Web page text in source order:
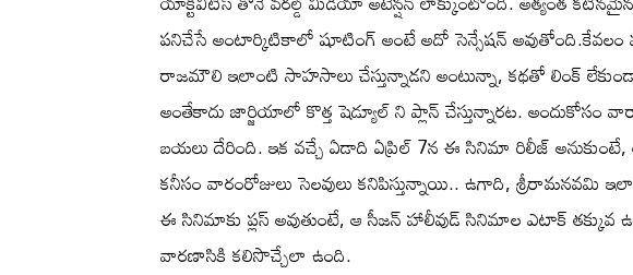
పనిచేసే అంటార్కిటికాలో షూటింగ్ అంటే అదో సెన్సేషన్
రాజమౌలి ఇలాంటి సాహసాలు చేస్తున్నాడని అంటున్నా, కథతో లింక్
అంతేకాదు జార్జియాలో కొత్త షెడ్యూల్ ని ప్లాన్ చేస్తున్నారట.
బయలు దేరింది. ఇక వచ్చే ఏడాది ఏప్రిల్ 7న ఈ సినిమా రిలీజ్
కనీసం వారంరోజులు సెలవులు కనిపిస్తున్నాయి.. ఉగాది,
ఈ సినిమాకు ప్లస్ అవుతుంటే, ఆ సీజన్ హాలీవుడ్ సినిమాల ఎటాక్
వారణాసికి కలిసొచ్చేలా ఉంది.